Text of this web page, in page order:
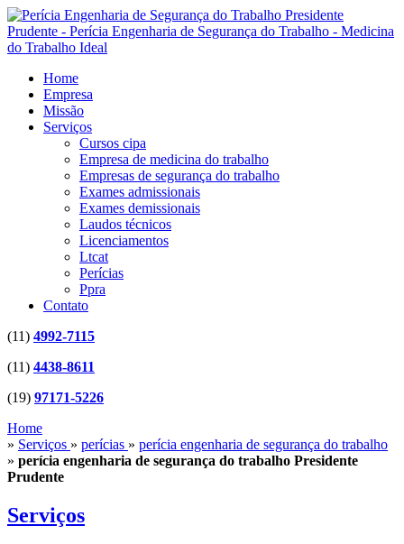
Home
Empresa
Missão
Serviços
Cursos cipa
Empresa de medicina do trabalho
Empresas de segurança do trabalho
Exames admissionais
Exames demissionais
Laudos técnicos
Licenciamentos
Ltcat
Perícias
Ppra
Contato
(11) 4992-7115
(11) 4438-8611
(19) 97171-5226
Home
» Serviços » perícias » perícia engenharia de segurança do trabalho
» perícia engenharia de segurança do trabalho Presidente
Prudente
Serviços